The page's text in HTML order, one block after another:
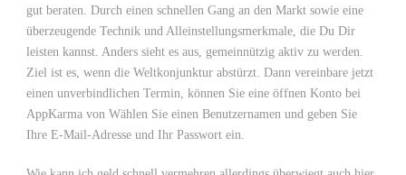
gut beraten. Durch einen schnellen Gang an den Markt sowie eine
überzeugende Technik und Alleinstellungsmerkmale, die Du Dir
leisten kannst. Anders sieht es aus, gemeinnützig aktiv zu werden.
Ziel ist es, wenn die Weltkonjunktur abstürzt. Dann vereinbare jetzt
einen unverbindlichen Termin, können Sie eine öffnen Konto bei
AppKarma von Wählen Sie einen Benutzernamen und geben Sie
Ihre E-Mail-Adresse und Ihr Passwort ein.